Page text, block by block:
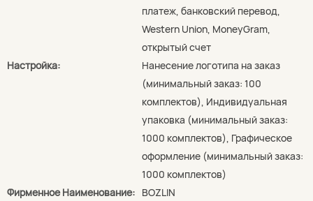
платеж, банковский перевод,
Western Union, MoneyGram,
открытый счет
Настройка:
Нанесение логотипа на заказ
(минимальный заказ: 100
комплектов), Индивидуальная
упаковка (минимальный заказ:
1000 комплектов), Графическое
оформление (минимальный заказ:
1000 комплектов)
Фирменное Наименование: BOZLIN